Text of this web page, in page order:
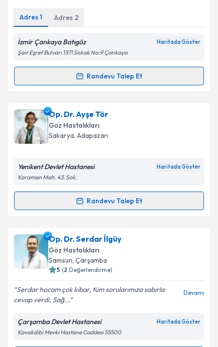
Kişisel verilerimin işlenmesine ilişkin
Metni'ni okudum ve kişisel verilerimin belirtilen
kapsamda işlenmesini kabul ediyorum.
Takvim Talebini Gönder
Adres 1 Adres 2
İzmir Çankaya Batıgöz Haritada Göster
Şair Eşref Bulvarı 1371 Sokak No:9 Çankaya
Randevu Talep Et
Randevu Takvimi Talebi
Doç. Dr. Uğur Ünsaliçin randevu takvimi talebi
oluşturun. Size bu uzmandan randevu almanız için bir
takvim hazırlandığında e-posta ile bilgilendireceğiz.
Kişisel verilerimin işlenmesine ilişkin
Metni'ni okudum ve kişisel verilerimin belirtilen
Takvim Talebini Gönder
Op. Dr. Ayşe Tör
Göz Hastalıkları
Sakarya, Adapazarı
Yenikent Devlet Hastanesi Haritada Göster
Karaman Mah. 43. Sok.
Randevu Talep Et
Randevu Takvimi Talebi
Op. Dr. Ayşe Töriçin randevu takvimi talebi oluşturun.
Size bu uzmandan randevu almanız için bir takvim
hazırlandığında e-posta ile bilgilendireceğiz.
Kişisel verilerimin işlenmesine ilişkin
Aydınlatma
Metni'ni okudum ve kişisel verilerimin belirtilen
kapsamda işlenmesini kabul ediyorum.
Op. Dr. Serdar İlgüy
Göz Hastalıkları
Samsun, Çarşamba
5 (2 Değerlendirme)
Serdar hocam çok kibar, tüm sorularımıza sabırla
cevap verdi. Sağ...
Devamı
Çarşamba Devlet Hastanesi Haritada Göster
Kavakdibi Mevki Hastane Caddesi 55500